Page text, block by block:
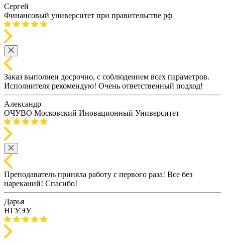
Сергей
Финансовый университет при правительстве рф
Заказ выполнен досрочно, с соблюдением всех параметров.
Исполнителя рекомендую! Очень ответственный подход!
Александр
ОЧУВО Московский Иновационный Университет
Преподаватель приняла работу с первого раза! Все без
нареканий! Спасибо!
Дарья
НГУЭУ